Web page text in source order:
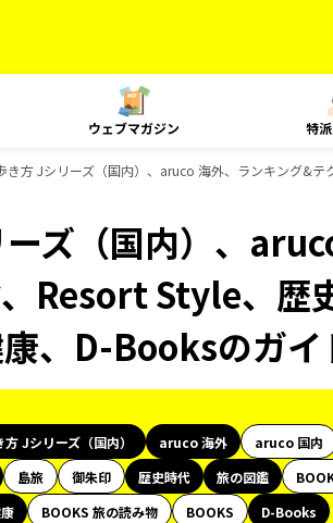
ウェブマガジン 特
き方 Jシリーズ（国内）、aruco 海外、ランキング&
ズ（国内）、
Resort Style、歴
、D-Booksのガ
Jシリーズ（国内） aruco 海外 aruco 国内
島旅 御朱印 歴史時代 旅の図鑑
BOOKS 旅の読み物 BOOKS
D-Books